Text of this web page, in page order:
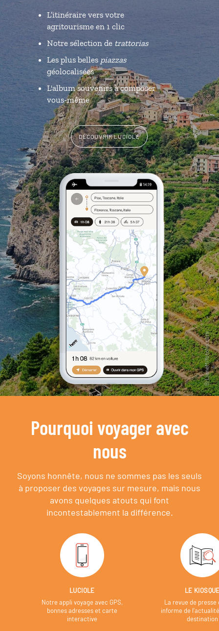
L’itinéraire vers votre
agritourisme en 1 clic
Notre sélection de trattorias
Les plus belles piazzas
géolocalisées
L'album souvenirs à composer
vous-même
DÉCOUVRIR LUCIOLE
Pourquoi voyager avec
nous
Soyons honnête, nous ne sommes pas les seuls
à proposer des voyages sur mesure, mais nous
avons quelques atouts qui font
incontestablement la différence.
LUCIOLE
Notre appli voyage avec GPS,
bonnes adresses et carte
interactive
LE
La revue de presse
informe de
destination